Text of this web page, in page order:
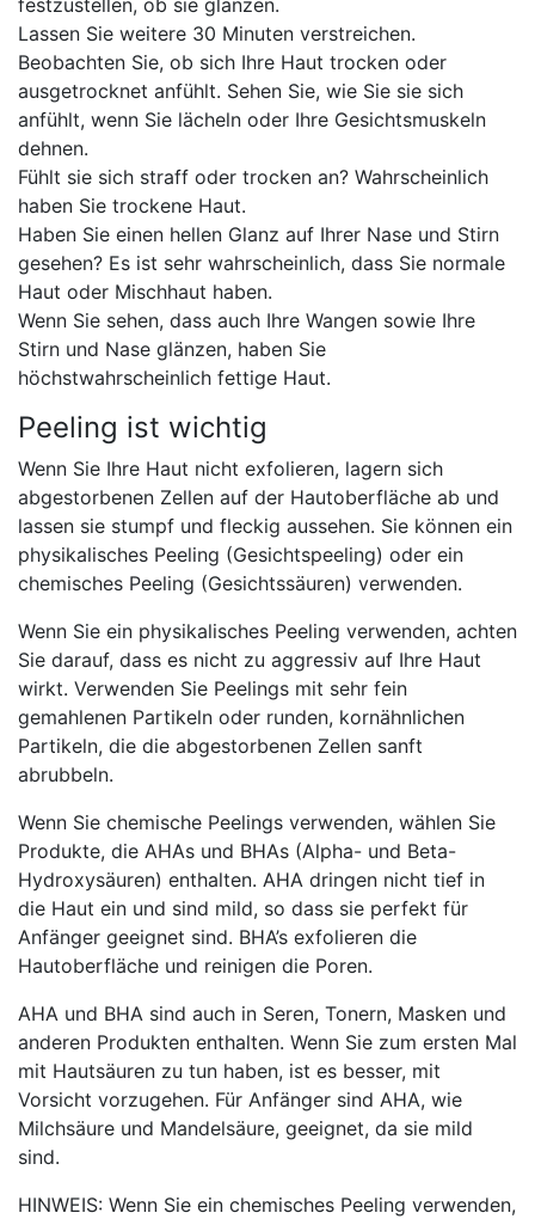
Lassen Sie weitere 30 Minuten verstreichen.
Beobachten Sie, ob sich Ihre Haut trocken oder
ausgetrocknet anfühlt. Sehen Sie, wie Sie sie sich
anfühlt, wenn Sie lächeln oder Ihre Gesichtsmuskeln
dehnen.
Fühlt sie sich straff oder trocken an? Wahrscheinlich
haben Sie trockene Haut.
Haben Sie einen hellen Glanz auf Ihrer Nase und Stirn
gesehen? Es ist sehr wahrscheinlich, dass Sie normale
Haut oder Mischhaut haben.
Wenn Sie sehen, dass auch Ihre Wangen sowie Ihre
Stirn und Nase glänzen, haben Sie
höchstwahrscheinlich fettige Haut.
Peeling ist wichtig
Wenn Sie Ihre Haut nicht exfolieren, lagern sich
abgestorbenen Zellen auf der Hautoberfläche ab und
lassen sie stumpf und fleckig aussehen. Sie können ein
physikalisches Peeling (Gesichtspeeling) oder ein
chemisches Peeling (Gesichtssäuren) verwenden.
Wenn Sie ein physikalisches Peeling verwenden, achten
Sie darauf, dass es nicht zu aggressiv auf Ihre Haut
wirkt. Verwenden Sie Peelings mit sehr fein
gemahlenen Partikeln oder runden, kornähnlichen
Partikeln, die die abgestorbenen Zellen sanft
abrubbeln.
Wenn Sie chemische Peelings verwenden, wählen Sie
Produkte, die AHAs und BHAs (Alpha- und Beta-
Hydroxysäuren) enthalten. AHA dringen nicht tief in
die Haut ein und sind mild, so dass sie perfekt für
Anfänger geeignet sind. BHA’s exfolieren die
Hautoberfläche und reinigen die Poren.
AHA und BHA sind auch in Seren, Tonern, Masken und
anderen Produkten enthalten. Wenn Sie zum ersten Mal
mit Hautsäuren zu tun haben, ist es besser, mit
Vorsicht vorzugehen. Für Anfänger sind AHA, wie
Milchsäure und Mandelsäure, geeignet, da sie mild
sind.
HINWEIS: Wenn Sie ein chemisches Peeling verwenden,